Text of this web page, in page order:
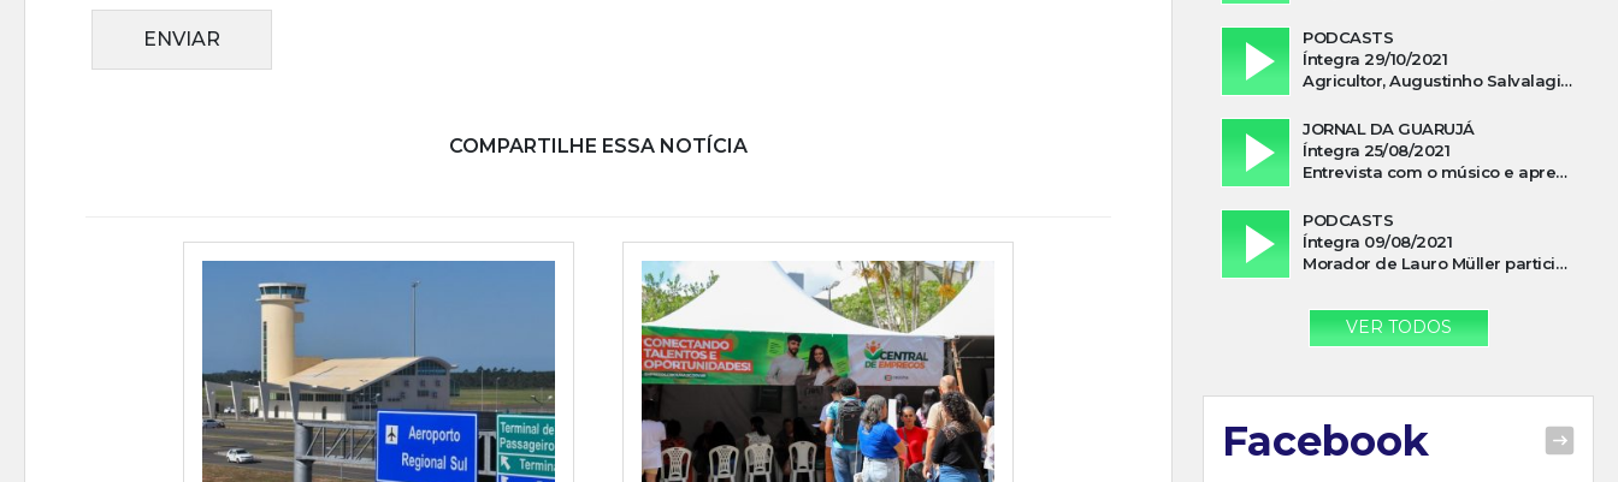
ENVIAR
COMPARTILHE ESSA NOTÍCIA
PODCASTS
Íntegra 29/10/2021
Agricultor, Augustinho Salvalagio, relata sobre aparição do Cavaleiro Negro no Rio das Furnas
JORNAL DA GUARUJÁ
Íntegra 25/08/2021
Entrevista com o músico e apresentador, Lismael Ferrareis, no Cidade e Campo
PODCASTS
Íntegra 09/08/2021
Morador de Lauro Müller participa de motociata em apoio a Bolsonaro
VER TODOS
Facebook